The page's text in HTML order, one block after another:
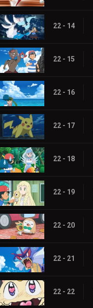
22 - 14
22 - 15
22 - 16
22 - 17
22 - 18
22 - 19
22 - 20
22 - 21
22 - 22